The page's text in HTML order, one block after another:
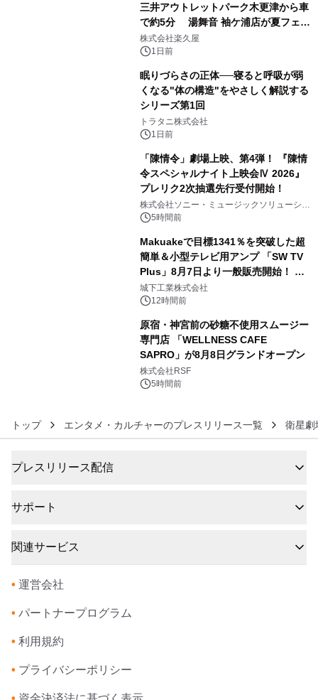
三井アウトレットパーク木更津から車
で約5分 湯舞音 袖ケ浦店が夏フェア
メニューを提供
株式会社楽久屋
1日前
眠りづらさの正体──寝ると呼吸が弱
くなる"体の構造"をやさしく解説する
シリーズ第1回
トラタニ株式会社
1日前
「陳情令」劇場上映、第4弾！ 『陳情
令スペシャルナイト上映会Ⅳ 2026』
プレリク2次抽選先行受付開始！
株式会社ソニー・ミュージックソリューショ
ンズ5時間前
Makuakeで目標1341％を突破した超
簡単＆小型テレビ用アンプ 「SW TV
Plus」8月7日より一般販売開始！ ケ
ーブル1本つなぐだけ、テレビの音が
ぐっと豊かに
城下工業株式会社
12時間前
原宿・神宮前の砂糖不使用スムージー
専門店 「WELLNESS CAFE
SAPRO」が8月8日グランドオープン
株式会社RSF
5時間前
トップ エンタメ・カルチャーのプレスリリース一覧 衛星劇
プレスリリース配信
サポート
関連サービス
• 運営会社
• パートナープログラム
• 利用規約
• プライバシーポリシー